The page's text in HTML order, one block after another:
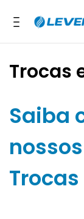
Trocas
Saiba